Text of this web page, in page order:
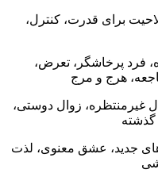
برای قدرت، کنترل،
پرخاشگر، تعرض،
هرج و مرج
غیرمنتظره، زوال دوستی،
جدید، عشق معنوی، لذت